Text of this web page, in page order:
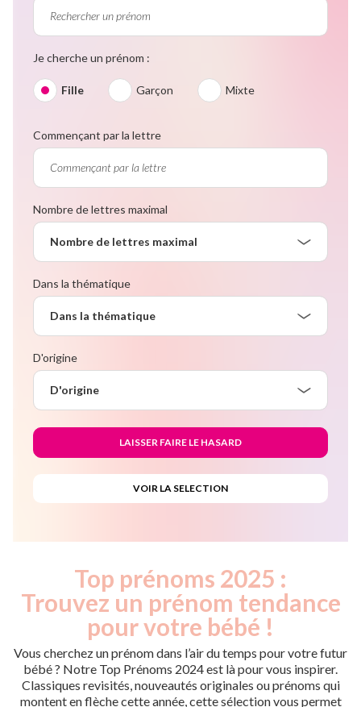
Je cherche un prénom :
Fille Garçon Mixte
Commençant par la lettre
Nombre de lettres maximal
Nombre de lettres maximal
Dans la thématique
Dans la thématique
D'origine
D'origine
Top prénoms 2025 :
Trouvez un prénom tendance
pour votre bébé !
Vous cherchez un prénom dans l’air du temps pour votre futur
bébé ? Notre Top Prénoms 2024 est là pour vous inspirer.
Classiques revisités, nouveautés originales ou prénoms qui
montent en flèche cette année, cette sélection vous permet